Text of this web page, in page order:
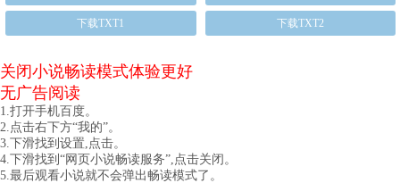
下载TXT1 下载TXT2
关闭小说畅读模式体验更好
无广告阅读
1.打开手机百度。
2.点击右下方“我的”。
3.下滑找到设置,点击。
4.下滑找到“网页小说畅读服务”,点击关闭。
5.最后观看小说就不会弹出畅读模式了。